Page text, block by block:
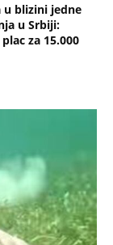
u blizini jedne
u Srbiji:
za 15.000